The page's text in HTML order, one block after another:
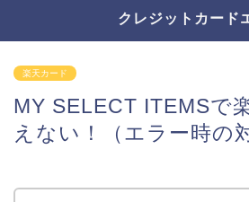
クレジットカード
楽天カード
MY SELECT ITEMSで
えない！（エラー時の